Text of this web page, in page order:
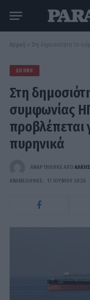
Αρχική » Στη δημοσιότητα το κείμενο
ΔΙΕΘΝΉ
Στη
συμφωνίας
προβλέπεται
πυρηνικά
ΑΝΑΡΤΗΘΗΚΕ ΑΠΟ
ΑΝΑΝΕΏΘΗΚΕ: 17 ΙΟΥΝΊΟΥ 2026